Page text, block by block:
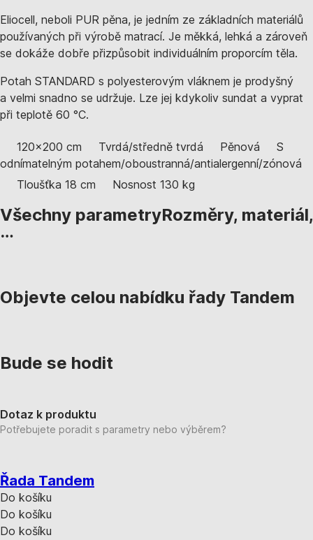
Eliocell, neboli PUR pěna, je jedním ze základních materiálů
používaných při výrobě matrací. Je měkká, lehká a zároveň
se dokáže dobře přizpůsobit individuálním proporcím těla.
Potah STANDARD s polyesterovým vláknem je prodyšný
a velmi snadno se udržuje. Lze jej kdykoliv sundat a vyprat
při teplotě 60 °C.
120x200 cm Tvrdá/středně tvrdá Pěnová
S
odnímatelným potahem/oboustranná/antialergenní/zónová
Tloušťka 18 cm
Nosnost 130 kg
Všechny parametryRozměry, materiál,
…
Objevte celou nabídku řady Tandem
Bude se hodit
Dotaz k produktu
Potřebujete poradit s parametry nebo výběrem?
Řada Tandem
Do košíku
Do košíku
Do košíku